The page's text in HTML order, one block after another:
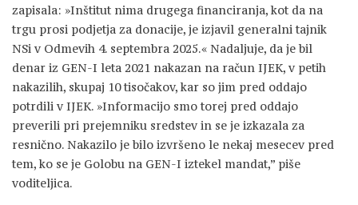
zapisala: »Inštitut nima drugega financiranja, kot da na
trgu prosi podjetja za donacije, je izjavil generalni tajnik
NSi v Odmevih 4. septembra 2025.« Nadaljuje, da je bil
denar iz GEN-I leta 2021 nakazan na račun IJEK, v petih
nakazilih, skupaj 10 tisočakov, kar so jim pred oddajo
potrdili v IJEK. »Informacijo smo torej pred oddajo
preverili pri prejemniku sredstev in se je izkazala za
resnično. Nakazilo je bilo izvršeno le nekaj mesecev pred
tem, ko se je Golobu na GEN-I iztekel mandat,” piše
voditeljica.